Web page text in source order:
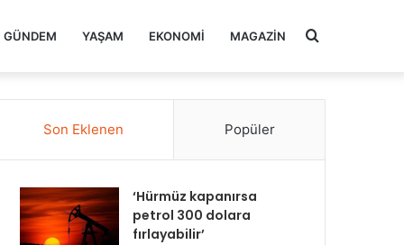
GÜNDEM YAŞAM EKONOMI MAGAZIN Arama
Son Eklenen Popüler
‘Hürmüz kapanırsa
petrol 300 dolara
fırlayabilir’